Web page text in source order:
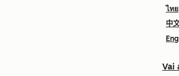
ไทย
中
Vai